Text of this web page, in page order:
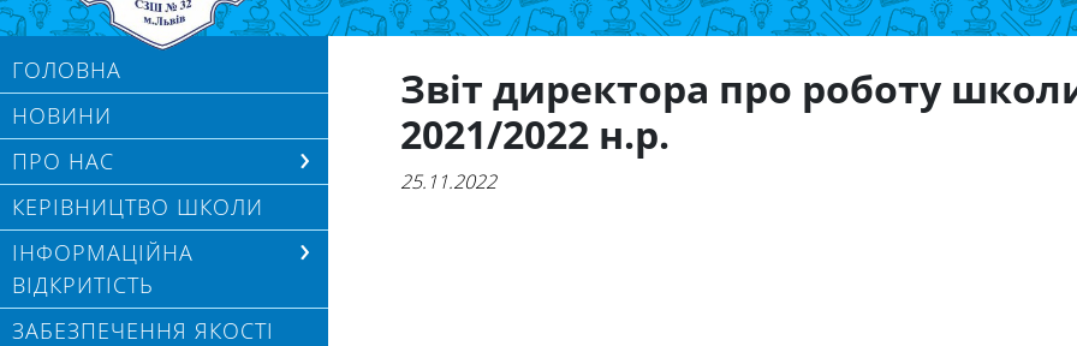
ГОЛОВНА
НОВИНИ
ПРО НАС
КЕРІВНИЦТВО ШКОЛИ
ІНФОРМАЦІЙНА
ВІДКРИТІСТЬ
ЗАБЕЗПЕЧЕННЯ ЯКОСТІ
Звіт директора про роботу
2021/2022 н.р.
25.11.2022